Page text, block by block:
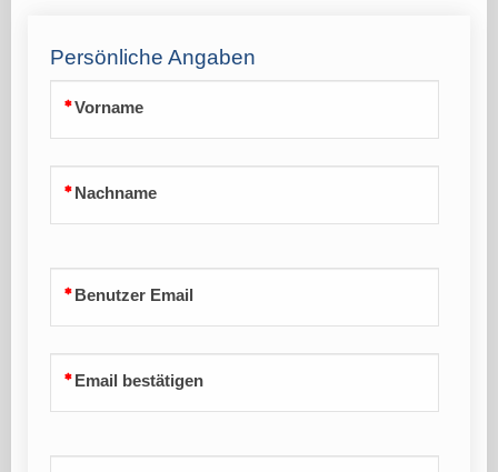
Persönliche Angaben
Vorname
Nachname
Benutzer Email
Email bestätigen